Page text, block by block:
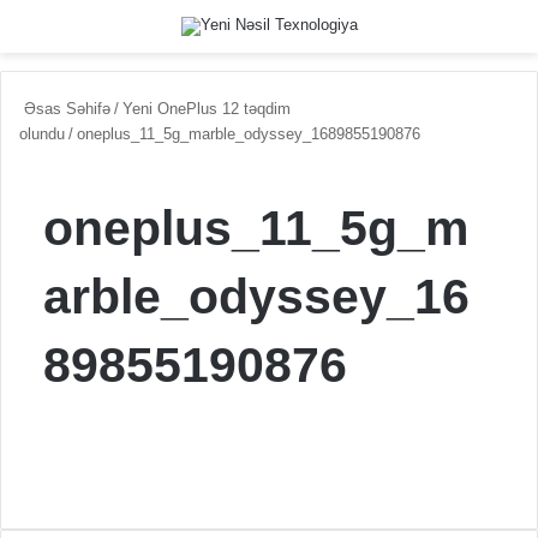
Əsas Səhifə / Yeni OnePlus 12 təqdim
olundu / oneplus_11_5g_marble_odyssey_1689855190876
oneplus_11_5g_m
arble_odyssey_16
89855190876